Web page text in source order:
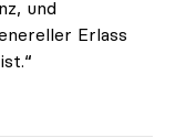
und
Erlass
derzeit nicht